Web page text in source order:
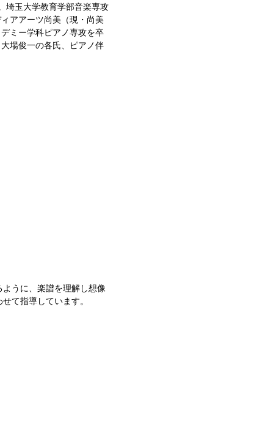
埼玉大学教育学部音楽専攻
アアーツ尚美（現・尚美
ミー学科ピアノ専攻を卒
場俊一の各氏、ピアノ伴
うに、楽譜を理解し想像
て指導しています。